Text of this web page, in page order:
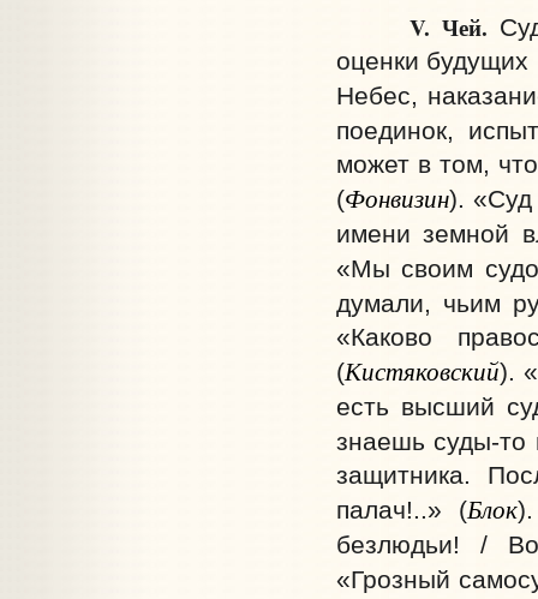
V. Чей.
оценки
Небес,
поединок,
может в том,
(Фонвизин). «Суд
имени земной
«Мы своим
думали, чьим
«Каково
(Кистяковский).
есть высший
знаешь суды-то
защитника.
палач!..» (Блок
безлюдьи! /
«Грозный